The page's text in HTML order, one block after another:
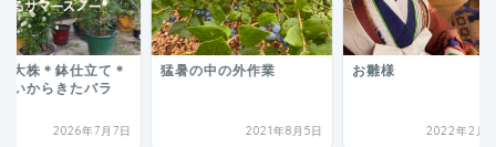
の中の外作業
2021年8月5日
お雛様
2022年2月24日
ツキビズキャンプ
2025年3